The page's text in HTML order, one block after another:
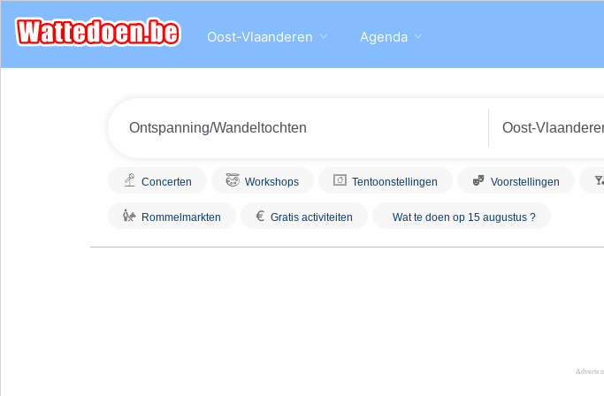
Oost-Vlaanderen Agenda
Concerten Workshops Tentoonstellingen Voorstellingen
Rommelmarkten € Gratis activiteiten Wat te doen op 15 augustus ?